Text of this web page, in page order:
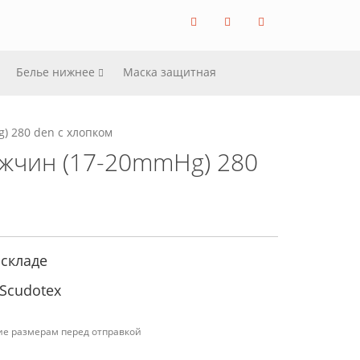
Белье нижнее Маска защитная
280 den с хлопком
(17-20mmHg) 280
размерам перед отправкой